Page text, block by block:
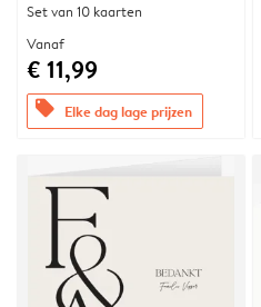
Set van 10 kaarten
Vanaf
€ 11,99
offers Elke dag lage prijzen